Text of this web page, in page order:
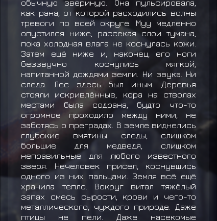
обычную звериную. Она пульсировала,
как рана, от которой расходились волны
тревоги по всей округе. Муу медленно
опустился ниже, рассекая слои тумана,
пока холодная влага не коснулась кожи.
Затем ещё ниже и, наконец, его ноги
беззвучно коснулись мягкой,
напитанной дождями земли. Ни звука. Ни
следа. Лес здесь был иным. Деревья
стояли искривлённые, кора на стволах
местами была содрана, будто что-то
огромное проходило между ними, не
заботясь о преградах. В земле виднелись
глубокие вмятины следы, слишком
большие для медведя, слишком
неправильные для любого известного
зверя. Нечеловек присел, коснувшись
одного из них пальцами. Земля всё ещё
хранила тепло. Вокруг витал тяжёлый
запах смесь сырости, крови и чего-то
металлического, чуждого природе. Даже
птицы не пели. Даже насекомые